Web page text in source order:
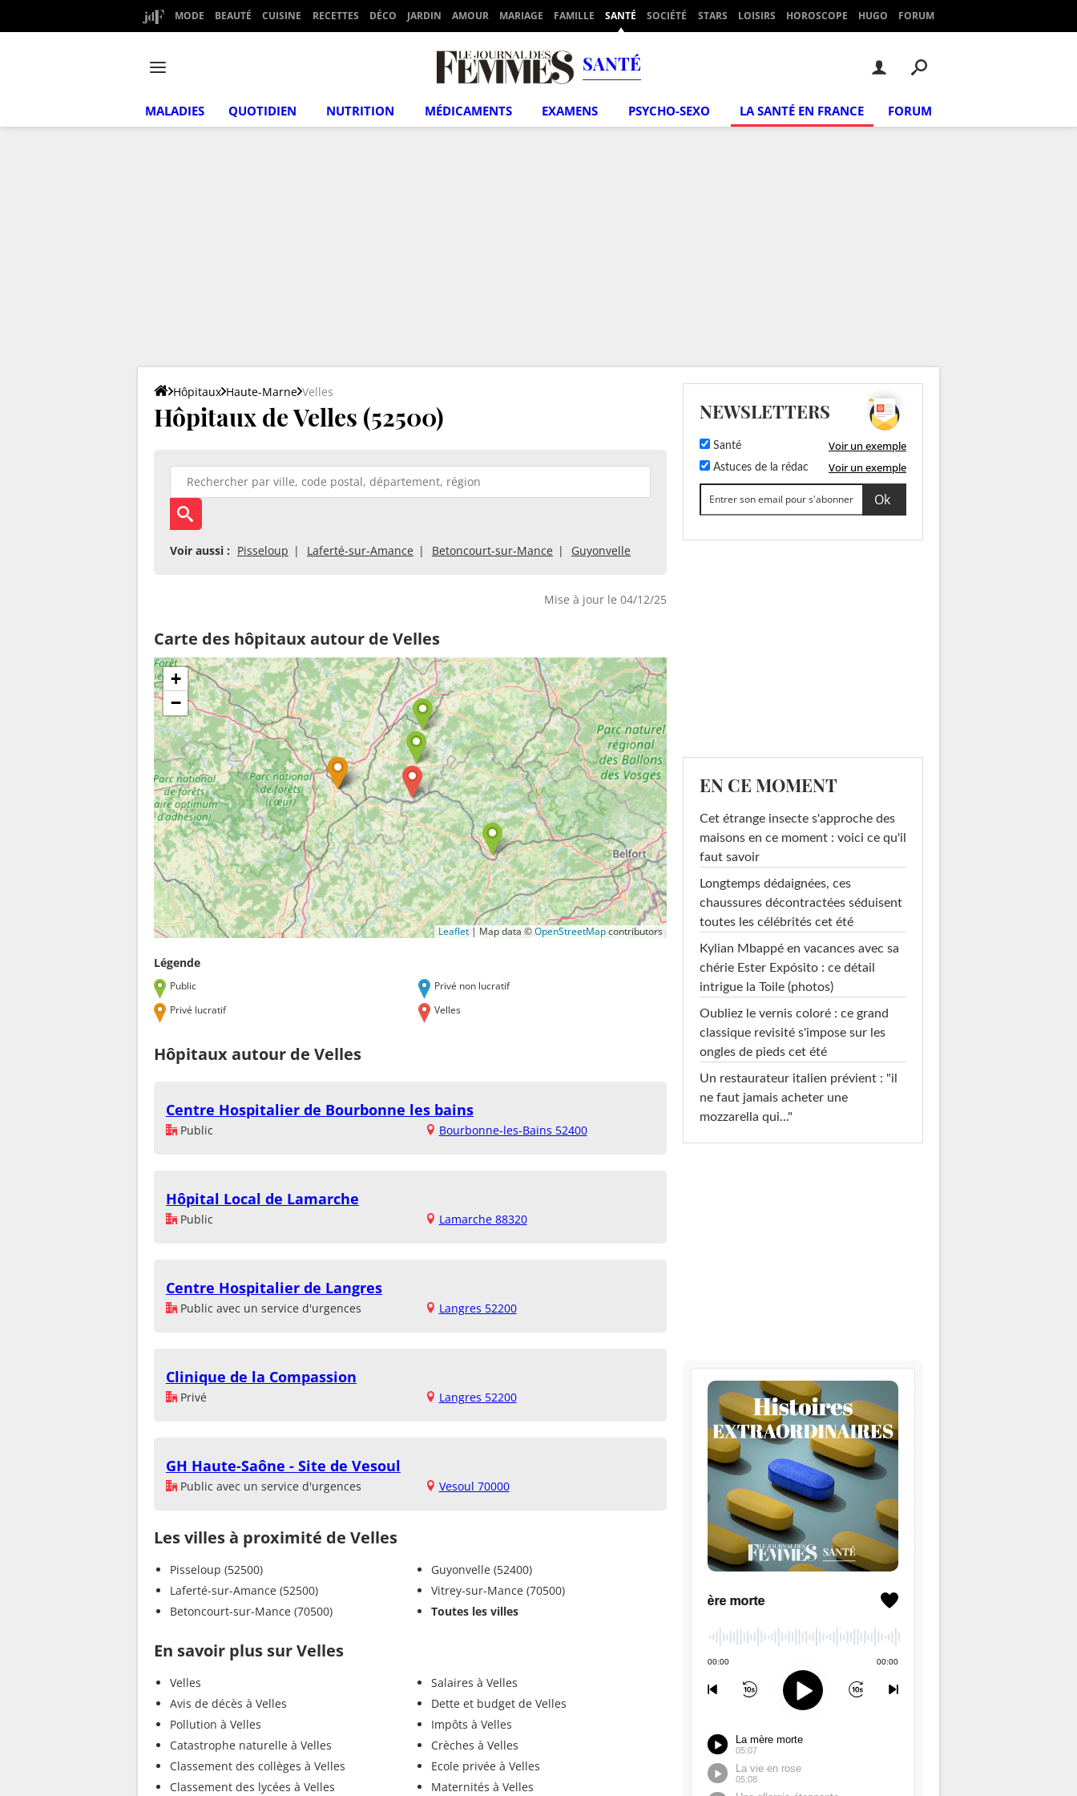
MODE BEAUTÉ CUISINE RECETTES DÉCO JARDIN AMOUR MARIAGE FAMILLE SANTÉ SOCIÉTÉ STARS LOISIRS HOROSCOPE HUGO FORUM
SANTÉ
MALADIES QUOTIDIEN NUTRITION MÉDICAMENTS EXAMENS PSYCHO-SEXO LA SANTÉ EN FRANCE FORUM
Hôpitaux Haute-Marne Velles
Hôpitaux de Velles (52500)
Voir aussi : Pisseloup Laferté-sur-Amance Betoncourt-sur-Mance Guyonvelle
Mise à jour le 04/12/25
Carte des hôpitaux autour de Velles
+
−
Leaflet | Map data ©OpenStreetMapcontributors
Légende
Public
Privé non lucratif
Privé lucratif
Velles
Hôpitaux autour de Velles
Centre Hospitalier de Bourbonne les bains
Public Bourbonne-les-Bains 52400
Hôpital Local de Lamarche
Public Lamarche 88320
Centre Hospitalier de Langres
Public avec un service d'urgences Langres 52200
Clinique de la Compassion
Privé Langres 52200
GH Haute-Saône - Site de Vesoul
Public avec un service d'urgences Vesoul 70000
Les villes à proximité de Velles
Pisseloup (52500)
Laferté-sur-Amance (52500)
Betoncourt-sur-Mance (70500)
Guyonvelle (52400)
Vitrey-sur-Mance (70500)
Toutes les villes
En savoir plus sur Velles
Velles
Avis de décès à Velles
Pollution à Velles
Catastrophe naturelle à Velles
Classement des collèges à Velles
Classement des lycées à Velles
Salaires à Velles
Dette et budget de Velles
Impôts à Velles
Crèches à Velles
Ecole privée à Velles
Maternités à Velles
NEWSLETTERS
Santé Voir un exemple
Astuces de la rédac Voir un exemple
EN CE MOMENT
Cet étrange insecte s'approche des
maisons en ce moment : voici ce qu'il
faut savoir
Longtemps dédaignées, ces
chaussures décontractées séduisent
toutes les célébrités cet été
Kylian Mbappé en vacances avec sa
chérie Ester Expósito : ce détail
intrigue la Toile (photos)
Oubliez le vernis coloré : ce grand
classique revisité s'impose sur les
ongles de pieds cet été
Un restaurateur italien prévient : "il
ne faut jamais acheter une
mozzarella qui..."